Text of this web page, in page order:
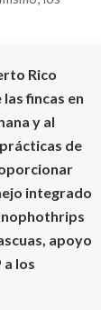
Rico
fincas en
y al
de
integrado
apoyo
los